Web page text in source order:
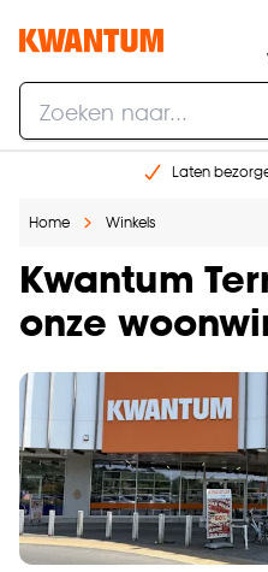
Laten
Gratis raam
Home Winkels
Kwantum
onze